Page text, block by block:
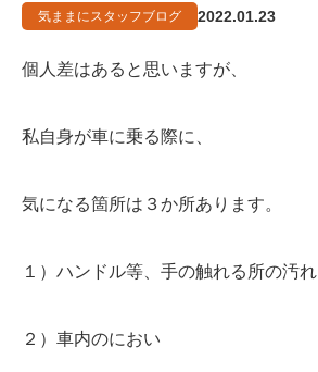
気ままにスタッフブログ 2022.01.23
個人差はあると思いますが、
私自身が車に乗る際に、
気になる箇所は３か所あります。
１）ハンドル等、手の触れる所の汚れ
２）車内のにおい